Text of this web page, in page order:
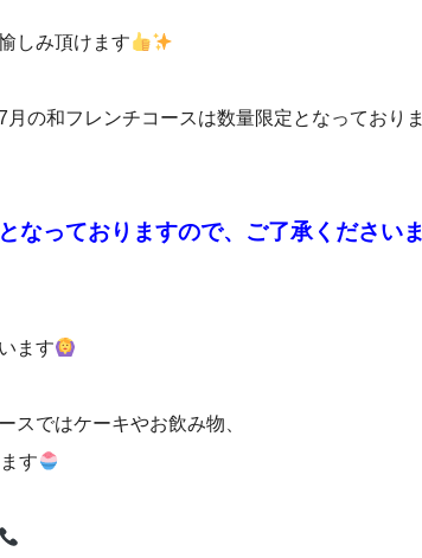
しみ頂けます
の和フレンチコースは数量限定となっておりま
なっておりますので、ご了承くださいま
ます
スではケーキやお飲み物、
す